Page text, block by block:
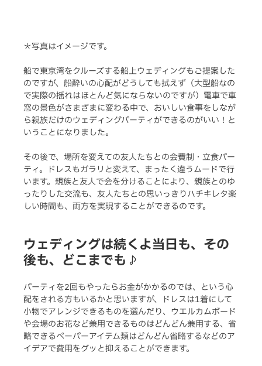
＊写真はイメージです。
船で東京湾をクルーズする船上ウェディングもご提案した
のですが、船酔いの心配がどうしても拭えず（大型船なの
で実際の揺れはほとんど気にならないのですが）電車で車
窓の景色がさまざまに変わる中で、おいしい食事をしなが
ら親族だけのウェディングパーティができるのがいい！と
いうことになりました。
その後で、場所を変えての友人たちとの会費制・立食パー
ティ。ドレスもガラリと変えて、まったく違うムードで行
います。親族と友人で会を分けることにより、親族とのゆ
ったりした交流も、友人たちとの思いっきりハチキレタ楽
しい時間も、両方を実現することができるのです。
ウェディングは続くよ当日も、その
後も、どこまでも♪
パーティを2回もやったらお金がかかるのでは、という心
配をされる方もいるかと思いますが、ドレスは1着にして
小物でアレンジできるものを選んだり、ウエルカムボード
や会場のお花など兼用できるものはどんどん兼用する、省
略できるペーパーアイテム類はどんどん省略するなどのア
イデアで費用をグッと抑えることができます。